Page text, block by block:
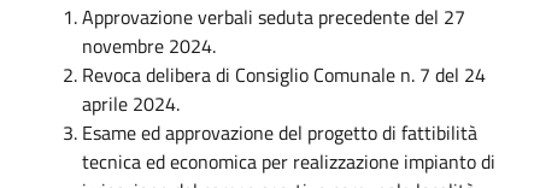
Approvazione verbali seduta precedente del 27
novembre 2024.
Revoca delibera di Consiglio Comunale n. 7 del 24
aprile 2024.
Esame ed approvazione del progetto di fattibilità
tecnica ed economica per realizzazione impianto di